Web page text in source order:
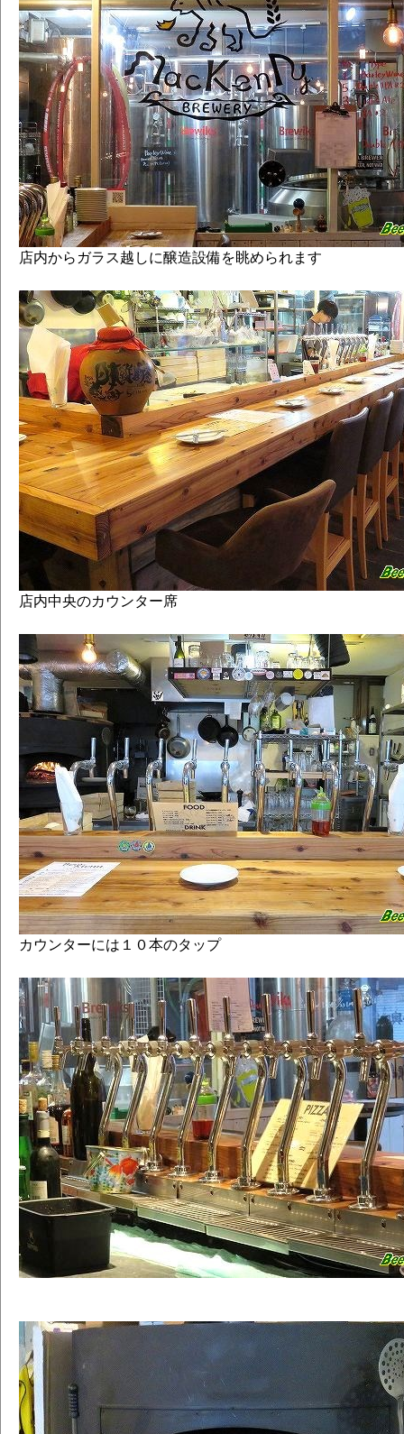
店内からガラス越しに醸造設備を眺められます
店内中央のカウンター席
カウンターには１０本のタップ